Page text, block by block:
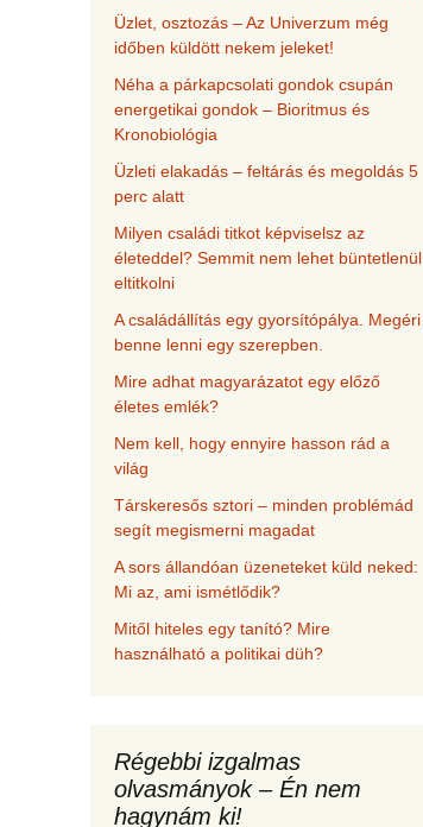
Üzlet, osztozás – Az Univerzum még
időben küldött nekem jeleket!
Néha a párkapcsolati gondok csupán
energetikai gondok – Bioritmus és
Kronobiológia
Üzleti elakadás – feltárás és megoldás 5
perc alatt
Milyen családi titkot képviselsz az
életeddel? Semmit nem lehet büntetlenül
eltitkolni
A családállítás egy gyorsítópálya. Megéri
benne lenni egy szerepben.
Mire adhat magyarázatot egy előző
életes emlék?
Nem kell, hogy ennyire hasson rád a
világ
Társkeresős sztori – minden problémád
segít megismerni magadat
A sors állandóan üzeneteket küld neked:
Mi az, ami ismétlődik?
Mitől hiteles egy tanító? Mire
használható a politikai düh?
Régebbi izgalmas
olvasmányok – Én nem
hagynám ki!